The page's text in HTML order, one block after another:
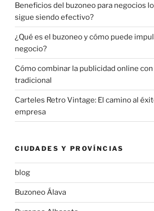
Beneficios del buzoneo para negocios
sigue siendo efectivo?
¿Qué es el buzoneo y cómo puede
negocio?
Cómo combinar la publicidad online
tradicional
Carteles Retro Vintage: El camino al
empresa
CIUDADES Y PROVÍNCIAS
blog
Buzoneo Álava